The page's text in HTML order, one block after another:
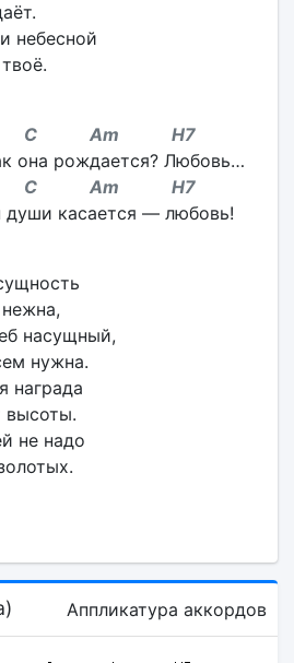
небесной
C Am H7
она рождается? Любовь…
C Am H7
души касается — любовь!
насущный,
нужна.
награда
высоты.
не надо
Аппликатура аккордов